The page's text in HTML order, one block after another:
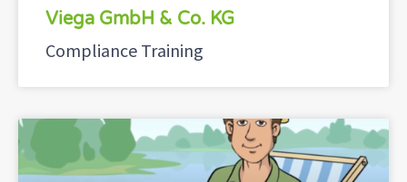
Viega GmbH & Co. KG
Compliance Training